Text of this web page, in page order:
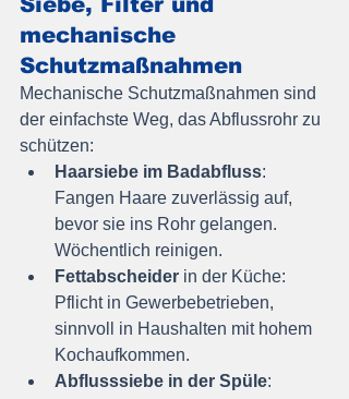
mechanische
Schutzmaßnahmen
Mechanische Schutzmaßnahmen sind
der einfachste Weg, das Abflussrohr zu
schützen:
Haarsiebe im Badabfluss:
Fangen Haare zuverlässig auf,
bevor sie ins Rohr gelangen.
Wöchentlich reinigen.
Fettabscheider in der Küche:
Pflicht in Gewerbebetrieben,
sinnvoll in Haushalten mit hohem
Kochaufkommen.
Abflusssiebe in der Spüle: